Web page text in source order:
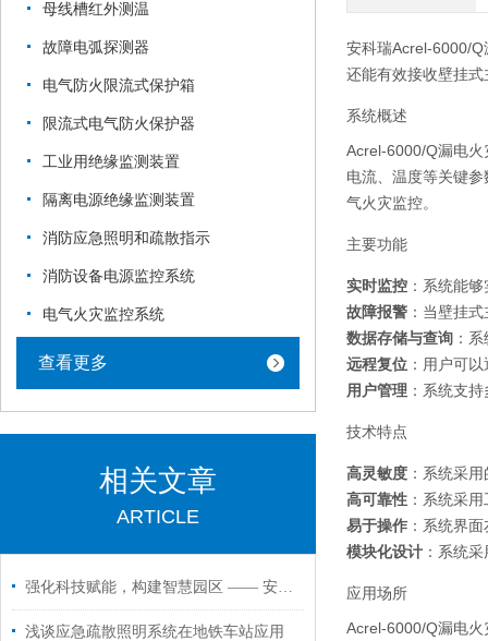
母线槽红外测温
故障电弧探测器
电气防火限流式保护箱
限流式电气防火保护器
工业用绝缘监测装置
隔离电源绝缘监测装置
消防应急照明和疏散指示
消防设备电源监控系统
电气火灾监控系统
查看更多
相关文章
ARTICLE
强化科技赋能，构建智慧园区 —— 安科瑞能碳管理平台助力园区绿色低碳转型
浅谈应急疏散照明系统在地铁车站应用
安科瑞Acrel-6000/
还能有效接收壁挂
系统概述
Acrel-6000/Q漏电火
电流、温度等关键
气火灾监控。
主要功能
实时监控 ：系统能
故障报警 ：当壁挂
数据存储与查询 ：
远程复位 ：用户可
用户管理 ：系统支
技术特点
高灵敏度 ：系统采
高可靠性 ：系统采
易于操作 ：系统界
模块化设计 ：系统
应用场所
Acrel-6000/Q漏电